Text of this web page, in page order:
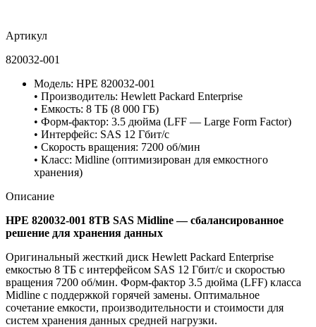
Артикул
820032-001
Модель: HPE 820032-001
• Производитель: Hewlett Packard Enterprise
• Емкость: 8 ТБ (8 000 ГБ)
• Форм-фактор: 3.5 дюйма (LFF — Large Form Factor)
• Интерфейс: SAS 12 Гбит/с
• Скорость вращения: 7200 об/мин
• Класс: Midline (оптимизирован для емкостного
хранения)
Описание
HPE 820032-001 8TB SAS Midline — сбалансированное
решение для хранения данных
Оригинальный жесткий диск Hewlett Packard Enterprise
емкостью 8 ТБ с интерфейсом SAS 12 Гбит/с и скоростью
вращения 7200 об/мин. Форм-фактор 3.5 дюйма (LFF) класса
Midline с поддержкой горячей замены. Оптимальное
сочетание емкости, производительности и стоимости для
систем хранения данных средней нагрузки.